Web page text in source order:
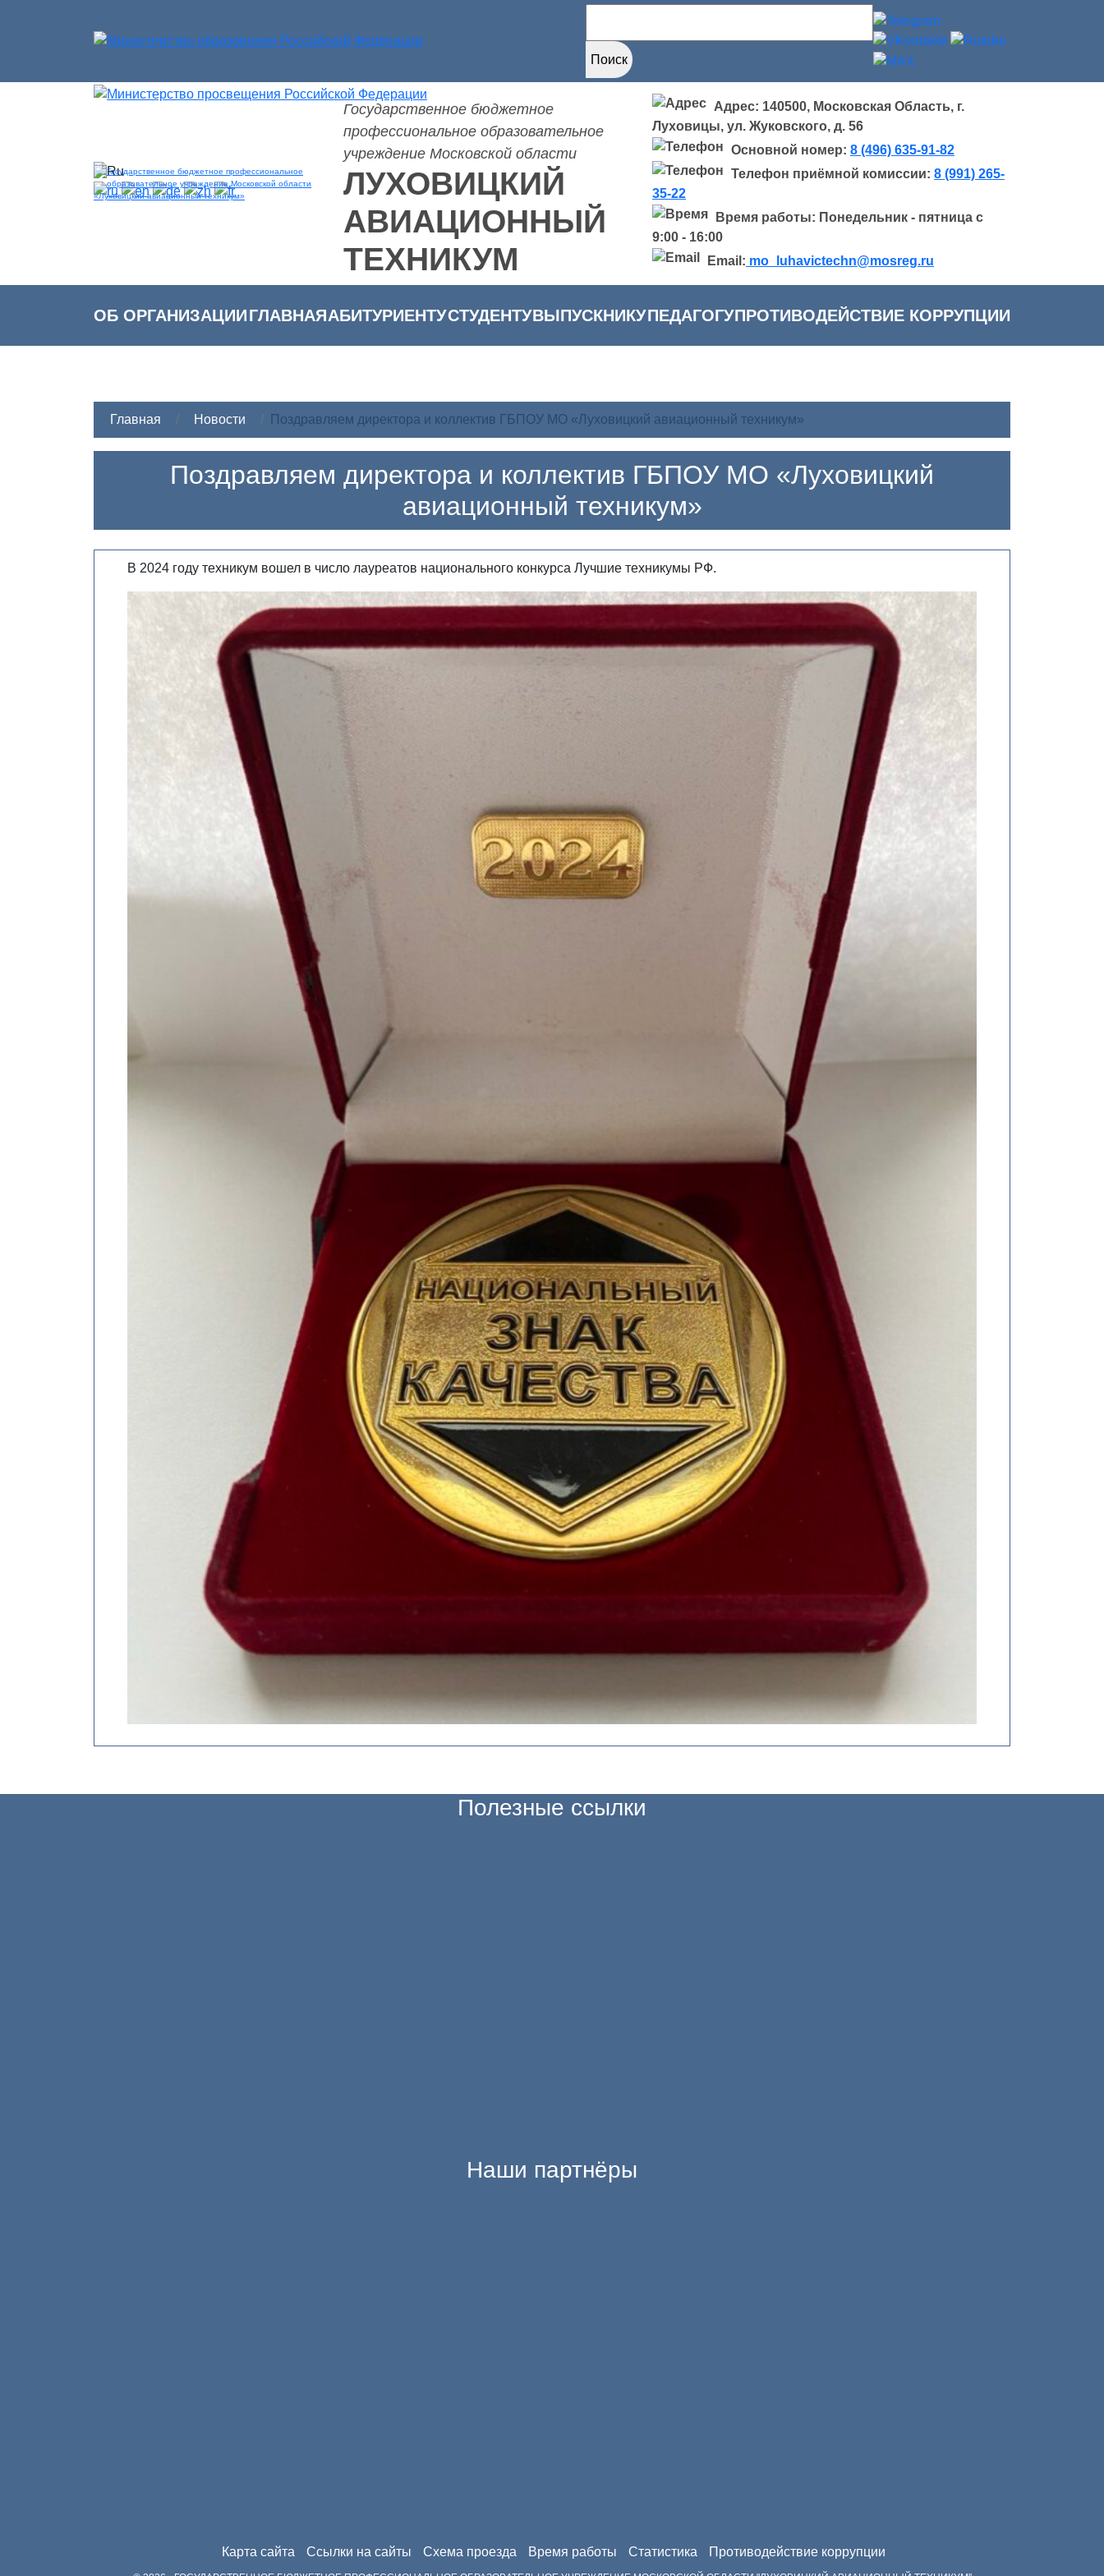
Государственное бюджетное
профессиональное образовательное
учреждение Московской области
ЛУХОВИЦКИЙ
АВИАЦИОННЫЙ
ТЕХНИКУМ
Адрес: 140500, Московская Область, г.
Луховицы, ул. Жуковского, д. 56
Основной номер: 8 (496) 635-91-82
Телефон приёмной комиссии: 8 (991) 265-
35-22
Время работы: Понедельник - пятница с
9:00 - 16:00
Email: mo_luhavictechn@mosreg.ru
ОБ ОРГАНИЗАЦИИГЛАВНАЯАБИТУРИЕНТУСТУДЕНТУВЫПУСКНИКУПЕДАГОГУПРОТИВОДЕЙСТВИЕ КОРРУПЦИИ
Главная Новости Поздравляем директора и коллектив ГБПОУ МО «Луховицкий авиационный техникум»
Поздравляем директора и коллектив ГБПОУ МО «Луховицкий
авиационный техникум»
В 2024 году техникум вошел в число лауреатов национального конкурса Лучшие техникумы РФ.
Полезные ссылки
Наши партнёры
Карта сайта Ссылки на сайты Схема проезда Время работы Статистика Противодействие коррупции